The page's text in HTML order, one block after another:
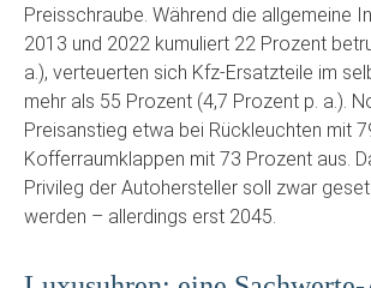
Preisschraube. Während die allgemeine
2013 und 2022 kumuliert 22 Prozent
a.), verteuerten sich Kfz-Ersatzteile im
mehr als 55 Prozent (4,7 Prozent p. a.).
Preisanstieg etwa bei Rückleuchten mit
Kofferraumklappen mit 73 Prozent aus.
Privileg der Autohersteller soll zwar
werden – allerdings erst 2045.